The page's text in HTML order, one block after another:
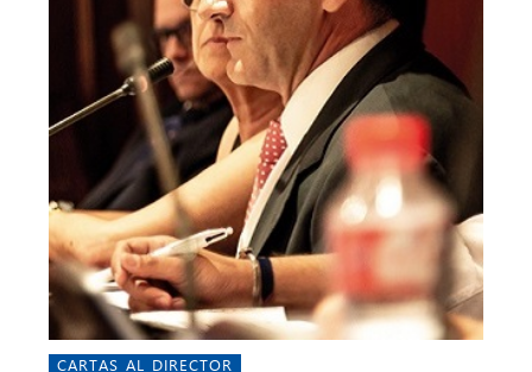
CARTAS AL DIRECTOR